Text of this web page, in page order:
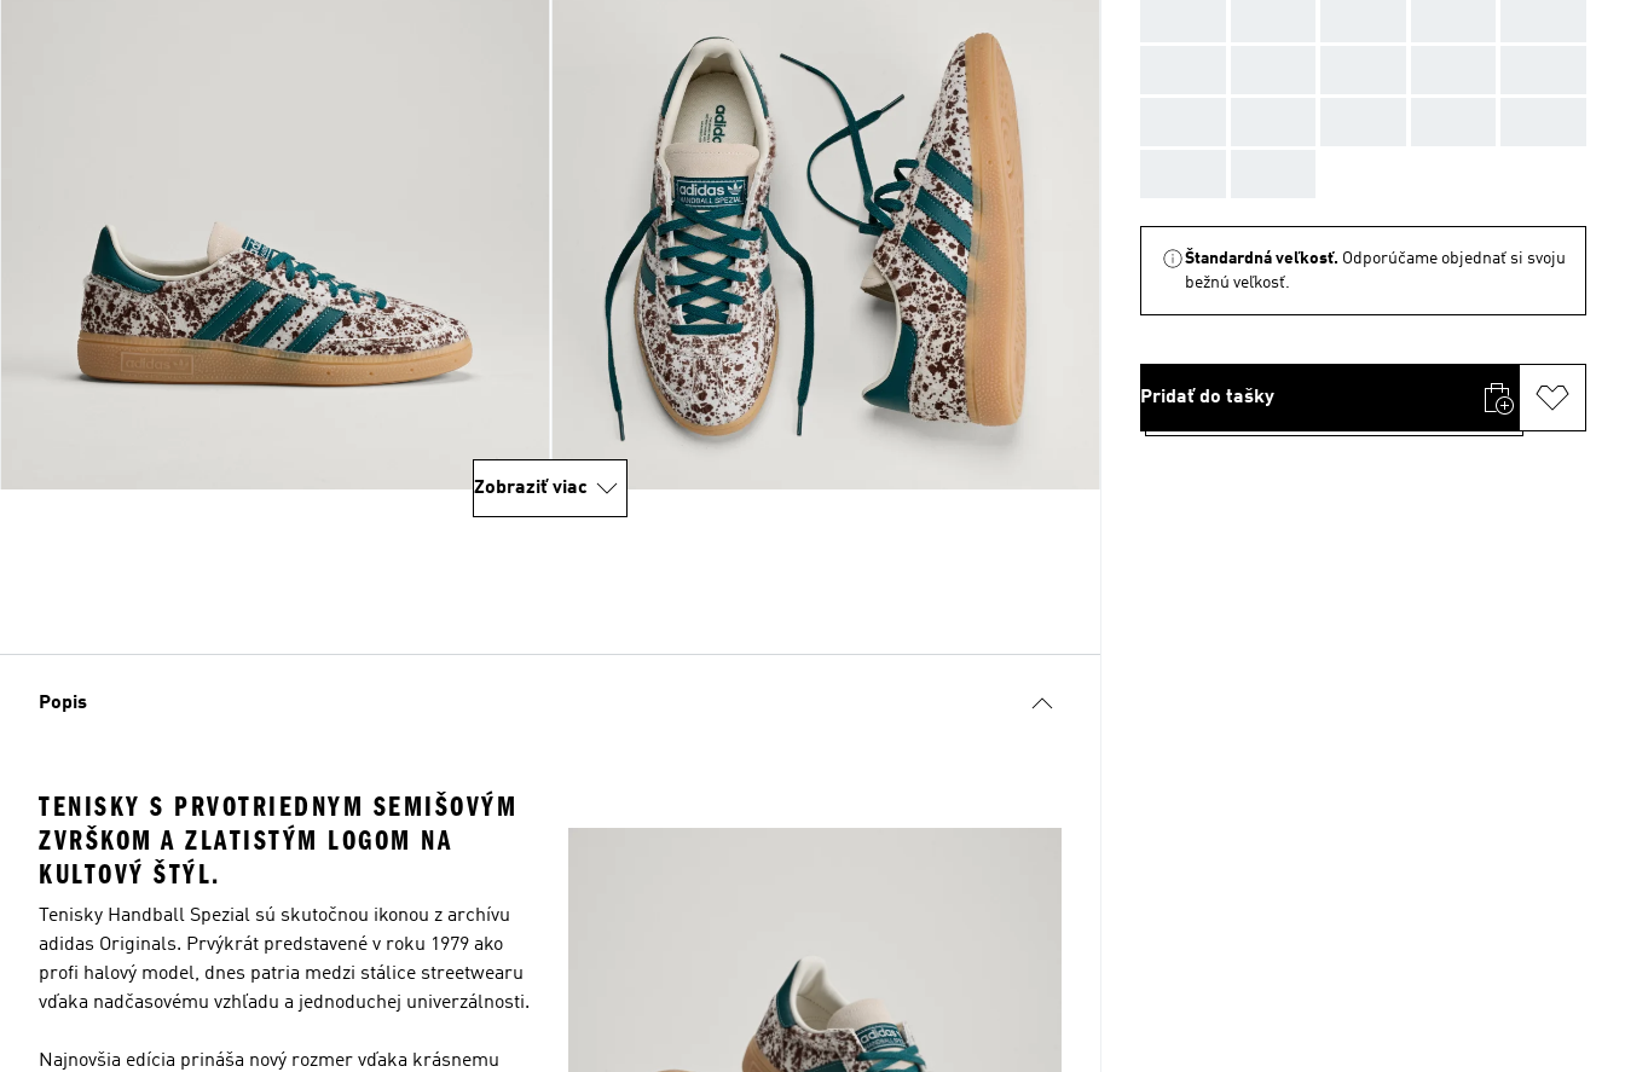
Zobraziť viac
Popis
TENISKY S PRVOTRIEDNYM SEMIŠOVÝM
ZVRŠKOM A ZLATISTÝM LOGOM NA
KULTOVÝ ŠTÝL.
Tenisky Handball Spezial sú skutočnou ikonou z archívu
adidas Originals. Prvýkrát predstavené v roku 1979 ako
profi halový model, dnes patria medzi stálice streetwearu
vďaka nadčasovému vzhľadu a jednoduchej univerzálnosti.
Najnovšia edícia prináša nový rozmer vďaka krásnemu
Štandardná veľkosť. Odporúčame objednať si svoju
bežnú veľkosť.
Pridať do tašky